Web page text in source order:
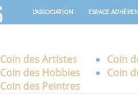
L'ASSOCIATION ESPACE
Coin des Artistes
Coin des Hobbies
Coin des Peintres
Coin
Coin